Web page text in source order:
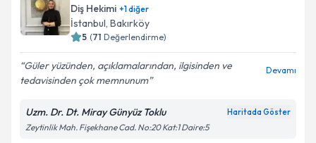
Diş Hekimi +1diğer
İstanbul, Bakırköy
5 (71 Değerlendirme)
Güler yüzünden, açıklamalarından, ilgisinden ve
tedavisinden çok memnunum
Devamı
Uzm. Dr. Dt. Miray Günyüz Toklu Haritada Göster
Zeytinlik Mah. Fişekhane Cad. No:20 Kat:1 Daire:5